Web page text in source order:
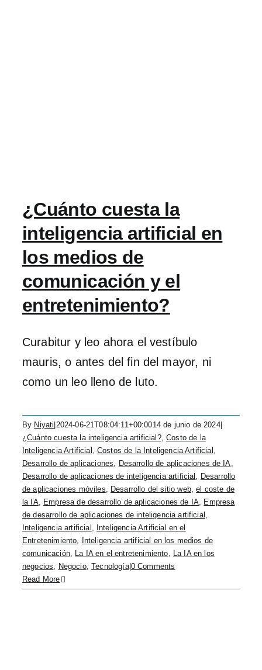
¿Cuánto cuesta la
inteligencia artificial en
los medios de
comunicación y el
entretenimiento?
Curabitur y leo ahora el vestíbulo
mauris, o antes del fin del mayor, ni
como un leo lleno de luto.
By Niyati 2024-06-21T08:04:11+00:0014 de junio de 2024|
¿Cuánto cuesta la inteligencia artificial?,Costo de la
Inteligencia Artificial ,Costos de la Inteligencia Artificial ,
Desarrollo de aplicaciones, Desarrollo de aplicaciones de IA,
Desarrollo de aplicaciones de inteligencia artificial , Desarrollo
de aplicaciones móviles, Desarrollo del sitio web,el coste de
la IA, Empresa de desarrollo de aplicaciones de IA, Empresa
de desarrollo de aplicaciones de inteligencia artificial ,
Inteligencia artificial , Inteligencia Artificial en el
Entretenimiento,
Inteligencia artificial en los medios de
comunicación, La IA en el entretenimiento, La IA en los
negocios, Negocio,Tecnología|0 Comments
Read More